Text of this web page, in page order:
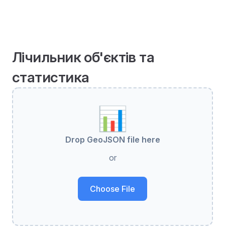
Лічильник об'єктів та
статистика
📊
Drop GeoJSON file here
or
Choose File